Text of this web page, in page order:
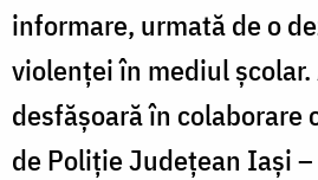
informare, urmată de o
violenței în mediul
desfășoară în
de Poliție Județean Iași